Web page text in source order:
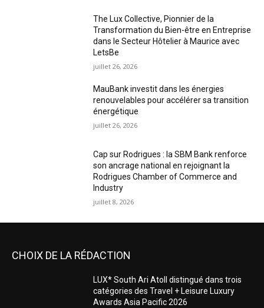
The Lux Collective, Pionnier de la
Transformation du Bien-être en Entreprise
dans le Secteur Hôtelier à Maurice avec
LetsBe
juillet 26, 2026
MauBank investit dans les énergies
renouvelables pour accélérer sa transition
énergétique
juillet 26, 2026
Cap sur Rodrigues : la SBM Bank renforce
son ancrage national en rejoignant la
Rodrigues Chamber of Commerce and
Industry
juillet 8, 2026
CHOIX DE LA RÉDACTION
LUX* South Ari Atoll distingué dans trois
catégories des Travel + Leisure Luxury
Awards Asia Pacific 2026